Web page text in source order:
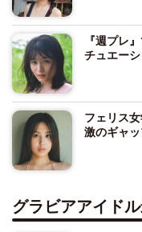
『週プレ
チュエー
フェリス
激のギャ
グラビアアイド